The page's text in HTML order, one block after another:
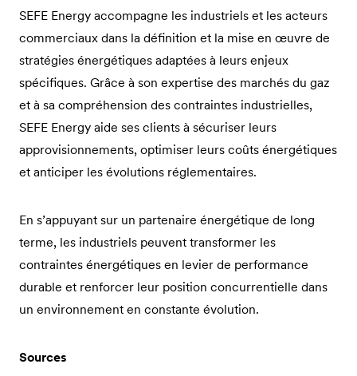
SEFE Energy accompagne les industriels et les acteurs
commerciaux dans la définition et la mise en œuvre de
stratégies énergétiques adaptées à leurs enjeux
spécifiques. Grâce à son expertise des marchés du gaz
et à sa compréhension des contraintes industrielles,
SEFE Energy aide ses clients à sécuriser leurs
approvisionnements, optimiser leurs coûts énergétiques
et anticiper les évolutions réglementaires.
En s’appuyant sur un partenaire énergétique de long
terme, les industriels peuvent transformer les
contraintes énergétiques en levier de performance
durable et renforcer leur position concurrentielle dans
un environnement en constante évolution.
Sources